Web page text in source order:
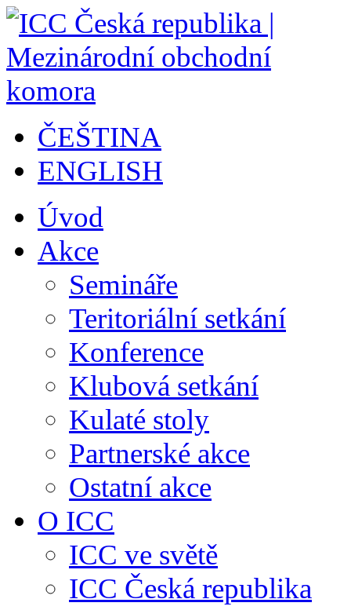
ČEŠTINA
ENGLISH
Úvod
Akce
Semináře
Teritoriální setkání
Konference
Klubová setkání
Kulaté stoly
Partnerské akce
Ostatní akce
O ICC
ICC ve světě
ICC Česká republika